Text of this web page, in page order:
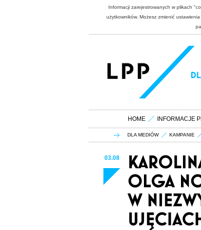
Informacji zarejestrowanych w plikach
użytkowników. Możesz zmienić
HOME INFORMACJE
DLA MEDIÓW KAMPANIE
03.08